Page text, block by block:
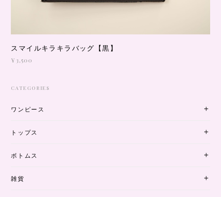
スマイルキラキラバッグ【黒】
¥3,500
CATEGORIES
ワンピース
トップス
ボトムス
雑貨